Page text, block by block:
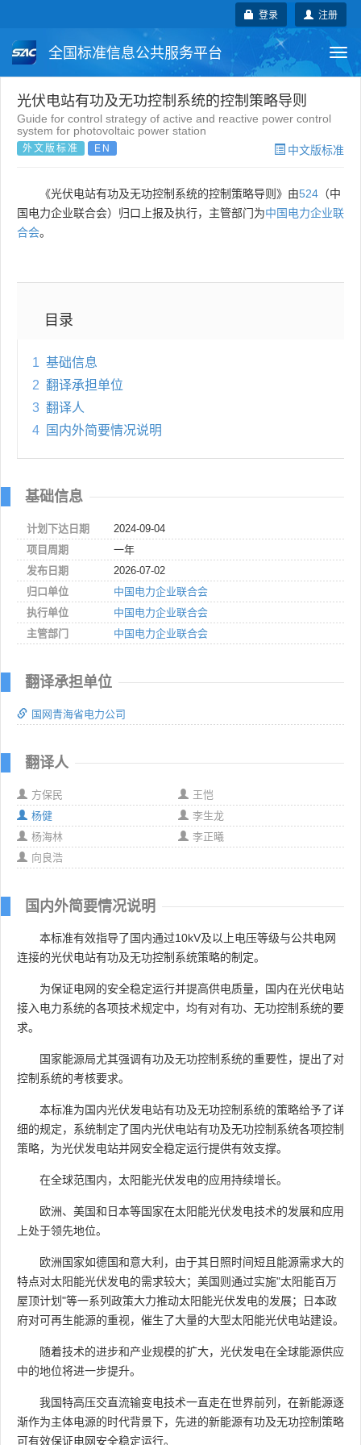
注册
登录
全国标准信息公共服务平台
国家标准 行业标准 地方标准
团体标准 企业标准
光伏电站有功及无功控制系统的控制策略导则
Guide for control strategy of active and reactive power control
system for photovoltaic power station
外文版标准 EN 中文版标准
《光伏电站有功及无功控制系统的控制策略导则》由524 （中
国电力企业联合会）归口上报及执行，主管部门为中国电力企业联
合会。
目录
1 基础信息
2 翻译承担单位
3 翻译人
4
国内外简要情况说明
基础信息
计划下达日期
2024-09-04
项目周期
一年
发布日期
2026-07-02
归口单位
中国电力企业联合会
执行单位
中国电力企业联合会
主管部门
中国电力企业联合会
翻译承担单位
国网青海省电力公司
翻译人
方保民
王恺
杨健
李生龙
杨海林
李正曦
向良浩
国内外简要情况说明
本标准有效指导了国内通过10kV及以上电压等级与公共电网
连接的光伏电站有功及无功控制系统策略的制定。
为保证电网的安全稳定运行并提高供电质量，国内在光伏电站
接入电力系统的各项技术规定中，均有对有功、无功控制系统的要
求。
国家能源局尤其强调有功及无功控制系统的重要性，提出了对
控制系统的考核要求。
本标准为国内光伏发电站有功及无功控制系统的策略给予了详
细的规定，系统制定了国内光伏电站有功及无功控制系统各项控制
策略，为光伏发电站并网安全稳定运行提供有效支撑。
在全球范围内，太阳能光伏发电的应用持续增长。
欧洲、美国和日本等国家在太阳能光伏发电技术的发展和应用
上处于领先地位。
欧洲国家如德国和意大利，由于其日照时间短且能源需求大的
特点对太阳能光伏发电的需求较大；美国则通过实施"太阳能百万
屋顶计划"等一系列政策大力推动太阳能光伏发电的发展；日本政
府对可再生能源的重视，催生了大量的大型太阳能光伏电站建设。
随着技术的进步和产业规模的扩大，光伏发电在全球能源供应
中的地位将进一步提升。
我国特高压交直流输变电技术一直走在世界前列，在新能源逐
渐作为主体电源的时代背景下，先进的新能源有功及无功控制策略
可有效保证电网安全稳定运行。